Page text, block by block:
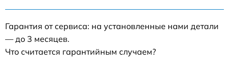
Гарантия от сервиса: на установленные нами детали
— до 3 месяцев.
Что считается гарантийным случаем?